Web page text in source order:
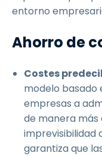
entorno
Ahorro de
Costes
modelo basado
empresas a
de manera más
imprevisibilidad
garantiza que